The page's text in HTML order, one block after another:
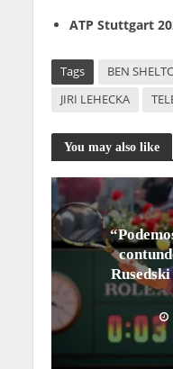
ATP Stuttgart
Tags BEN
JIRI LEHECKA
You may also like